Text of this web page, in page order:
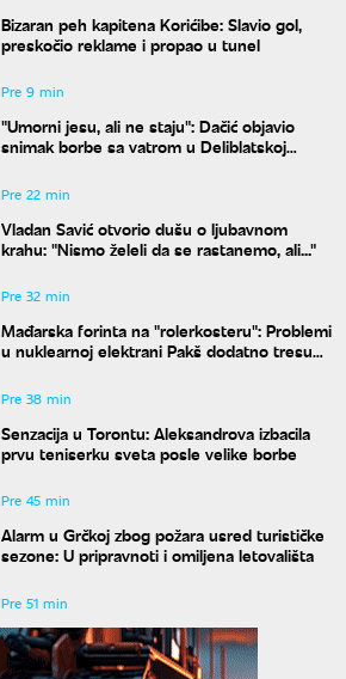
Bizaran peh kapitena Korićibe: Slavio gol,
preskočio reklame i propao u tunel
Pre 9 min
"Umorni jesu, ali ne staju": Dačić objavio
snimak borbe sa vatrom u Deliblatskoj
Pre 22 min
Vladan Savić otvorio dušu o ljubavnom
krahu: "Nismo želeli da se rastanemo, ali..."
Pre 32 min
Mađarska forinta na "rolerkosteru": Problemi
u nuklearnoj elektrani Pakš dodatno tresu
Pre 38 min
Senzacija u Torontu: Aleksandrova izbacila
prvu teniserku sveta posle velike borbe
Pre 45 min
Alarm u Grčkoj zbog požara usred turističke
sezone: U pripravnoti i omiljena letovališta
Pre 51 min